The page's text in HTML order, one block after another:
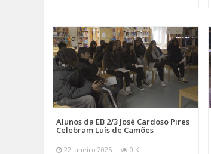
Alunos da EB 2/3 José Cardoso Pires
Celebram Luís de Camões
22 Janeiro 2025 0 K